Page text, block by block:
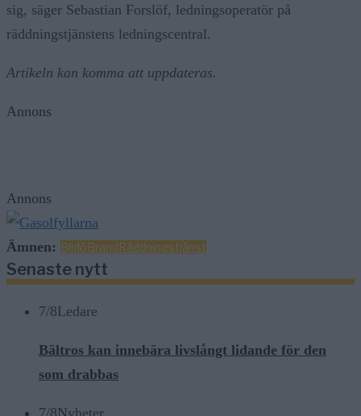
sig, säger Sebastian Forslöf, ledningsoperatör på
räddningstjänstens ledningscentral.
Artikeln kan komma att uppdateras.
Annons
Annons
Ämnen: BlidöBrandRäddningstjänst
Senaste nytt
7/8Ledare
Bältros kan innebära livslångt lidande för den
som drabbas
7/8Nyheter